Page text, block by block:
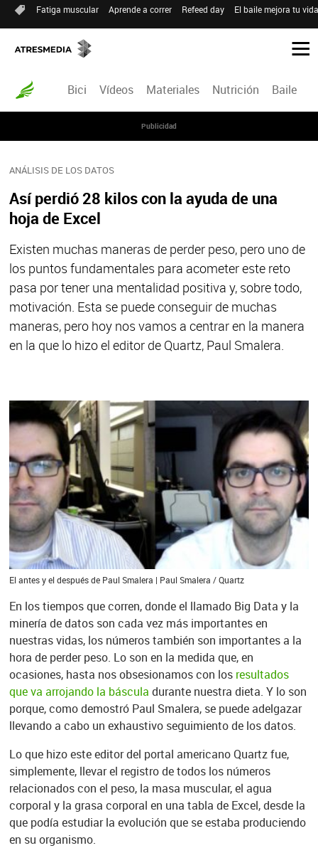
Fatiga muscular Aprende a correr Refeed day El baile mejora tu
Bici Vídeos Materiales Nutrición Baile
Publicidad
ANÁLISIS DE LOS DATOS
Así perdió 28 kilos con la ayuda de una
hoja de Excel
Existen muchas maneras de perder peso, pero uno de
los puntos fundamentales para acometer este reto
pasa por tener una mentalidad positiva y, sobre todo,
motivación. Esta se puede conseguir de muchas
maneras, pero hoy nos vamos a centrar en la manera
en la que lo hizo el editor de Quartz, Paul Smalera.
El antes y el después de Paul Smalera | Paul Smalera / Quartz
En los tiempos que corren, donde el llamado Big Data y la
minería de datos son cada vez más importantes en
nuestras vidas, los números también son importantes a la
hora de perder peso. Lo son en la medida que, en
ocasiones, hasta nos obsesionamos con los resultados
que va arrojando la báscula durante nuestra dieta. Y lo son
porque, como demostró Paul Smalera, se puede adelgazar
llevando a cabo un exhaustivo seguimiento de los datos.
Lo que hizo este editor del portal americano Quartz fue,
simplemente, llevar el registro de todos los números
relacionados con el peso, la masa muscular, el agua
corporal y la grasa corporal en una tabla de Excel, desde la
que podía estudiar la evolución que se estaba produciendo
en su organismo.